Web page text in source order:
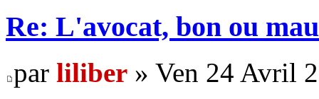
Re: L'avocat, bon ou
par liliber » Ven 24 Avril